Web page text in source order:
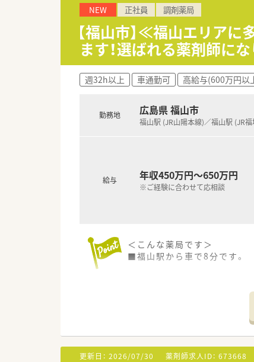
NEW 正社員 調剤薬局
【福山市】≪福山エリア
ます！選ばれる薬剤師に
週32h以上 車通勤可 高給与(600万円以
勤務地 広島県 福山市
福山駅 (JR山陽本線)／福山駅 (JR福
給与 年収450万円～650万円
※ご経験に合わせて応相談
＜こんな薬局です＞
■福山駅から車で8分です。
■電子薬歴や監査システム
■広域の処方箋がメインです
■在宅にも取り組んでいます。
更新日： 2026/07/30 薬剤師求人ID： 673668